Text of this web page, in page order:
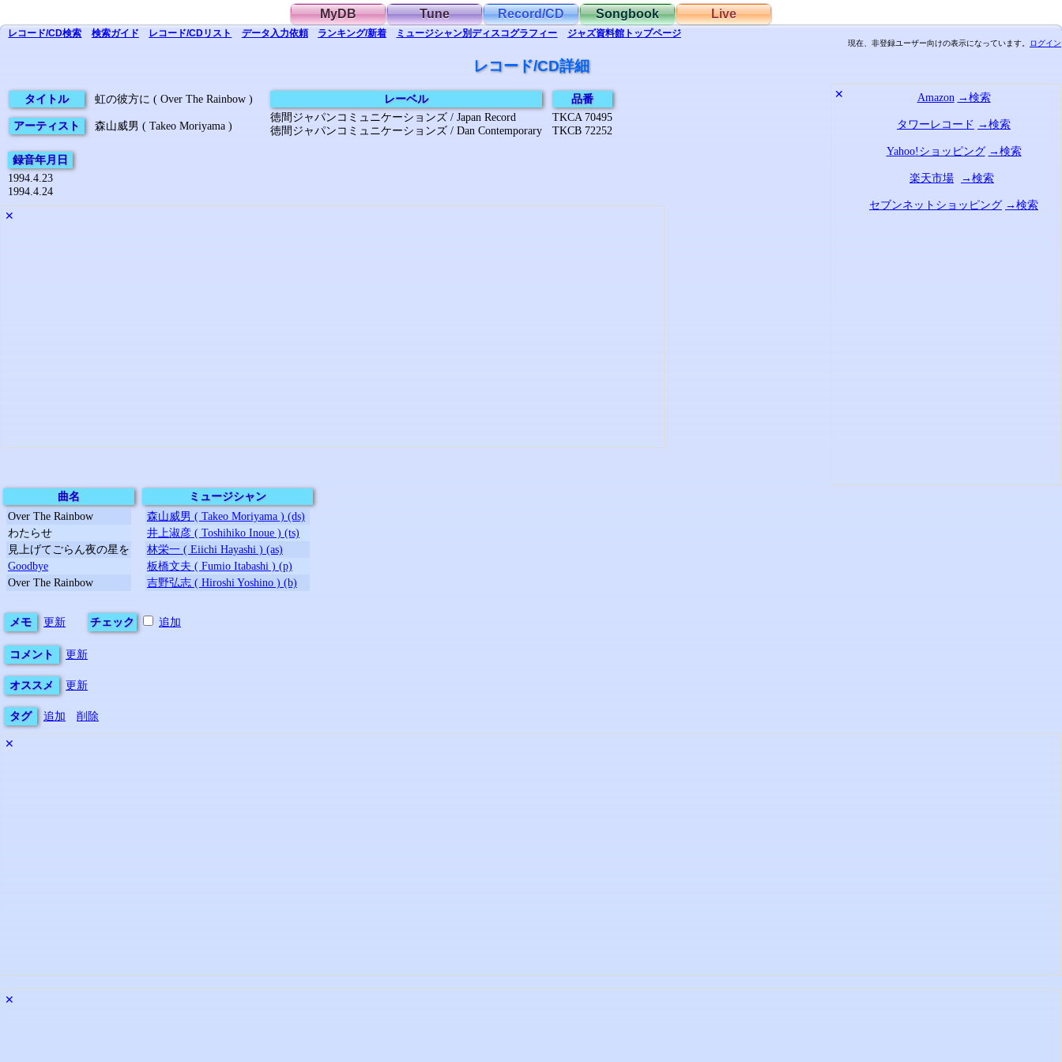
MyDB Tune Record/CD Songbook Live
レコード/CD検索 検索ガイド レコード/CDリスト データ入力依頼 ランキング/新着 ミュージシャン別ディスコグラフィー ジャズ資料館トップページ
現在、非登録ユーザー向けの表示になっています。 ログイン
レコード/CD詳細
タイトル 虹の彼方に ( Over The Rainbow )
アーティスト 森山威男 ( Takeo Moriyama )
レーベル
徳間ジャパンコミュニケーションズ / Japan Record
徳間ジャパンコミュニケーションズ / Dan Contemporary
品番
TKCA 70495
TKCB 72252
録音年月日
1994.4.23
1994.4.24
✕
✕ Amazon →検索
タワーレコード →検索
Yahoo!ショッピング →検索
楽天市場 →検索
セブンネットショッピング →検索
曲名
Over The Rainbow
わたらせ
見上げてごらん夜の星を
Goodbye
Over The Rainbow
ミュージシャン
森山威男 ( Takeo Moriyama ) (ds)
井上淑彦 ( Toshihiko Inoue ) (ts)
林栄一 ( Eiichi Hayashi ) (as)
板橋文夫 ( Fumio Itabashi ) (p)
吉野弘志 ( Hiroshi Yoshino ) (b)
メモ 更新 チェック 追加
コメント 更新
オススメ 更新
タグ 追加 削除
✕
✕